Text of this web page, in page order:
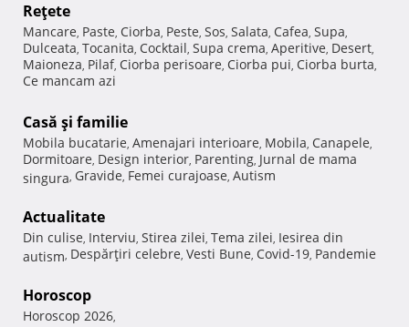
Reţete
Mancare, Paste, Ciorba, Peste, Sos, Salata, Cafea, Supa,
Dulceata, Tocanita, Cocktail, Supa crema, Aperitive, Desert,
Maioneza, Pilaf, Ciorba perisoare, Ciorba pui, Ciorba burta,
Ce mancam azi
Casă şi familie
Mobila bucatarie, Amenajari interioare, Mobila, Canapele,
Dormitoare, Design interior, Parenting, Jurnal de mama
singura, Gravide, Femei curajoase, Autism
Actualitate
Din culise, Interviu, Stirea zilei, Tema zilei, Iesirea din
autism, Despărţiri celebre, Vesti Bune, Covid-19, Pandemie
Horoscop
Horoscop 2026,